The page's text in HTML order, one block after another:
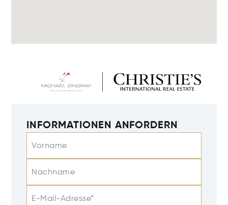
INFORMATIONEN ANFORDERN
Vorname
Nachname
E-Mail-Adresse*